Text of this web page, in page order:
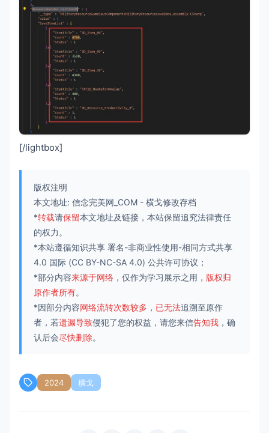
[/lightbox]
版权注明
本文地址: 信念完美网_COM - 横戈修改存档
*转载请保留本文地址及链接，本站保留追究法律责任
的权力。
*本站遵循知识共享 署名-非商业性使用-相同方式共享
4.0 国际 (CC BY-NC-SA 4.0) 公共许可协议；
*部分内容来源于网络 ，仅作为学习展示之用， 版权归
原作者所有。
*因部分内容网络流转次数较多 ， 已无法追溯至原作
者，若遗漏导致侵犯了您的权益，请您来信告知我 ，确
认后会尽快删除。
2024 横戈